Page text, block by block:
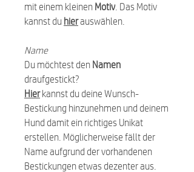
mit einem kleinen Motiv. Das Motiv
kannst du hierauswählen.
Name
Du möchtest den Namen
draufgestickt?
Hierkannst du deine Wunsch-
Bestickung hinzunehmen und deinem
Hund damit ein richtiges Unikat
erstellen. Möglicherweise fällt der
Name aufgrund der vorhandenen
Bestickungen etwas dezenter aus.